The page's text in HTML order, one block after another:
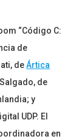
“Código C:
de
deÁrtica
de
y
UDP. El
en